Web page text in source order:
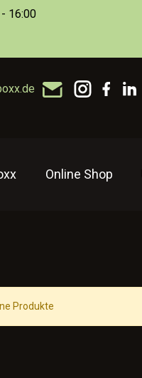
16:00
Online Shop
Produkte